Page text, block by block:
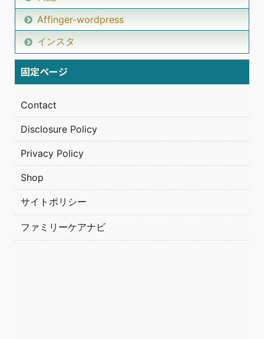
Affinger-wordpress
インスタ
固定ページ
Contact
Disclosure Policy
Privacy Policy
Shop
サイトポリシー
ファミリーケアナビ